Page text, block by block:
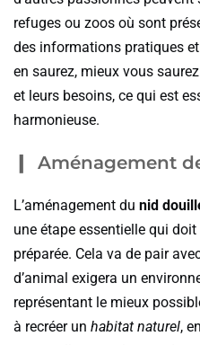
refuges ou zoos où sont
des informations pratiques
en saurez, mieux vous
et leurs besoins, ce qui est
harmonieuse.
Aménagement
L’aménagement du nid
une étape essentielle qui
préparée. Cela va de pair
d’animal exigera un
représentant le mieux
à recréer un habitat naturel,